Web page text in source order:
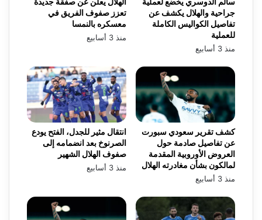
تعزز صفوف الفريق في
معسكره بالنمسا
منذ 3 أسابيع
جراحية والهلال يكشف عن
تفاصيل الكواليس الكاملة
للعملية
منذ 3 أسابيع
انتقال مثير للجدل، الفتح يودع
الصرنوخ بعد انضمامه إلى
صفوف الهلال الشهير
منذ 3 أسابيع
كشف تقرير سعودي سبورت
عن تفاصيل صادمة حول
العروض الأوروبية المقدمة
لمالكون بشأن مغادرته الهلال
منذ 3 أسابيع